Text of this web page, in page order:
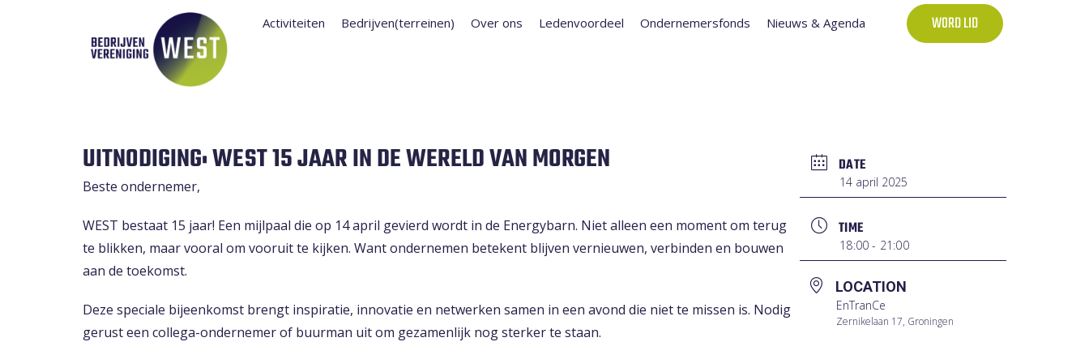
Activiteiten Bedrijven(terreinen) Over ons Ledenvoordeel Ondernemersfonds Nieuws & Agenda WORD LID
UITNODIGING: WEST 15 JAAR IN DE WERELD VAN MORGEN
Beste ondernemer,
WEST bestaat 15 jaar! Een mijlpaal die op 14 april gevierd wordt in de Energybarn. Niet alleen een moment om terug
te blikken, maar vooral om vooruit te kijken. Want ondernemen betekent blijven vernieuwen, verbinden en bouwen
aan de toekomst.
Deze speciale bijeenkomst brengt inspiratie, innovatie en netwerken samen in een avond die niet te missen is. Nodig
gerust een collega-ondernemer of buurman uit om gezamenlijk nog sterker te staan.
DATE
14 april 2025
TIME
18:00 - 21:00
LOCATION
EnTranCe
Zernikelaan 17, Groningen